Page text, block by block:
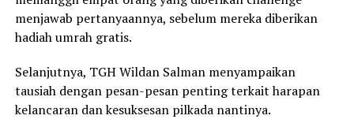
menjawab pertanyaannya, sebelum mereka diberikan
hadiah umrah gratis.
Selanjutnya, TGH Wildan Salman menyampaikan
tausiah dengan pesan-pesan penting terkait harapan
kelancaran dan kesuksesan pilkada nantinya.